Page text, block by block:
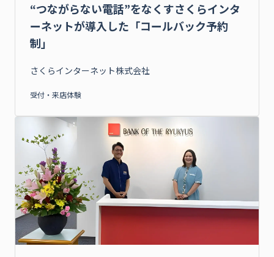
“つながらない電話”をなくすさくらインタ
ーネットが導入した「コールバック予約
制」
さくらインターネット株式会社
受付・来店体験